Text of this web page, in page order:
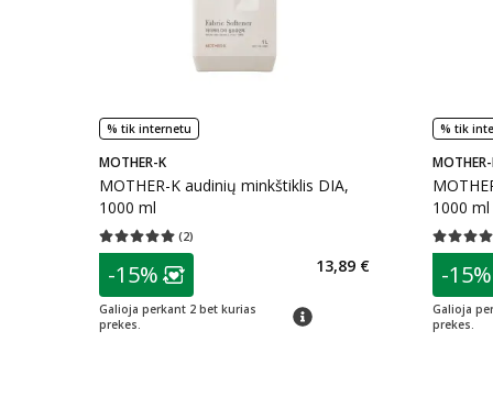
% tik internetu
MOTHER-K
MOTHER-K audinių minkštiklis DIA,
1000 ml
(2)
Vidutinis įvertinimas 5.00
patarimas
Lojalumo klubo narių nuolaida:
-15%
Galioja perkant 2 bet kurias
prekes.
patarimas
13,89 €
% tik
1000 ml
Vidutinis
-15%
Galioja
prekes.